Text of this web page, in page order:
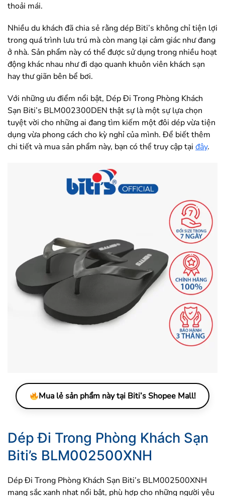
thoải mái.
Nhiều du khách đã chia sẻ rằng dép Biti’s không chỉ tiện lợi
trong quá trình lưu trú mà còn mang lại cảm giác như đang
ở nhà. Sản phẩm này có thể được sử dụng trong nhiều hoạt
động khác nhau như đi dạo quanh khuôn viên khách sạn
hay thư giãn bên bể bơi.
Với những ưu điểm nổi bật, Dép Đi Trong Phòng Khách
Sạn Biti’s BLM002300DEN thật sự là một sự lựa chọn
tuyệt vời cho những ai đang tìm kiếm một đôi dép vừa tiện
dụng vừa phong cách cho kỳ nghỉ của mình. Để biết thêm
chi tiết và mua sản phẩm này, bạn có thể truy cập tại đây.
Mua lẻ sản phẩm này tại Biti’s Shopee Mall!
Dép Đi Trong Phòng Khách Sạn
Biti’s BLM002500XNH
Dép Đi Trong Phòng Khách Sạn Biti’s BLM002500XNH
mang sắc xanh nhạt nổi bật, phù hợp cho những người yêu